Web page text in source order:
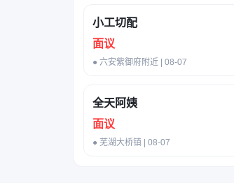
小工切配
面议
● 六安紫御府附近 | 08-07
全天阿姨
面议
● 芜湖大桥镇 | 08-07